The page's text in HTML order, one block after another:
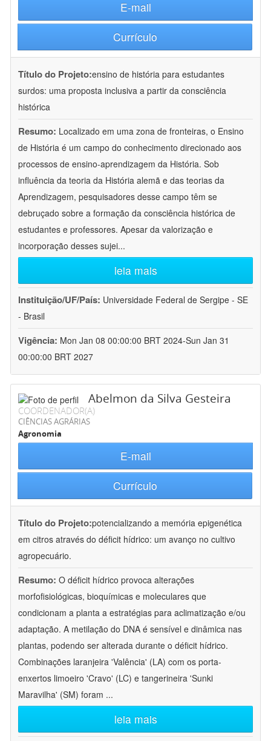
E-mail
Currículo
Título do Projeto:ensino de história para estudantes
surdos: uma proposta inclusiva a partir da consciência
histórica
Resumo: Localizado em uma zona de fronteiras, o Ensino
de História é um campo do conhecimento direcionado aos
processos de ensino-aprendizagem da História. Sob
influência da teoria da História alemã e das teorias da
Aprendizagem, pesquisadores desse campo têm se
debruçado sobre a formação da consciência histórica de
estudantes e professores. Apesar da valorização e
incorporação desses sujei...
leia mais
Instituição/UF/País: Universidade Federal de Sergipe - SE
- Brasil
Vigência: Mon Jan 08 00:00:00 BRT 2024-Sun Jan 31
00:00:00 BRT 2027
Abelmon da Silva Gesteira
COORDENADOR(A)
CIÊNCIAS AGRÁRIAS
Agronomia
E-mail
Currículo
Título do Projeto:potencializando a memória epigenética
em citros através do déficit hídrico: um avanço no cultivo
agropecuário.
Resumo: O déficit hídrico provoca alterações
morfofisiológicas, bioquímicas e moleculares que
condicionam a planta a estratégias para aclimatização e/ou
adaptação. A metilação do DNA é sensível e dinâmica nas
plantas, podendo ser alterada durante o déficit hídrico.
Combinações laranjeira 'Valência' (LA) com os porta-
enxertos limoeiro 'Cravo' (LC) e tangerineira 'Sunki
Maravilha' (SM) foram ...
leia mais